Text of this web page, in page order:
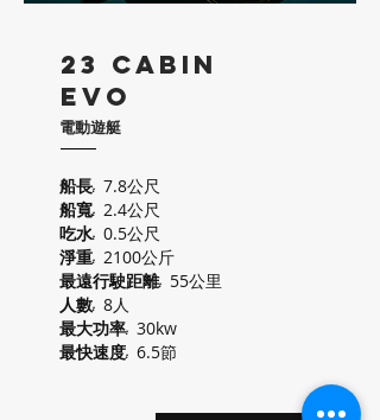
23 Cabin
EVO
電動遊艇
船長: 7.8公尺
船寬: 2.4公尺
吃水: 0.5公尺
淨重: 2100公斤
最遠行駛距離: 55公里
人數: 8人
最大功率: 30kw
最快速度: 6.5節